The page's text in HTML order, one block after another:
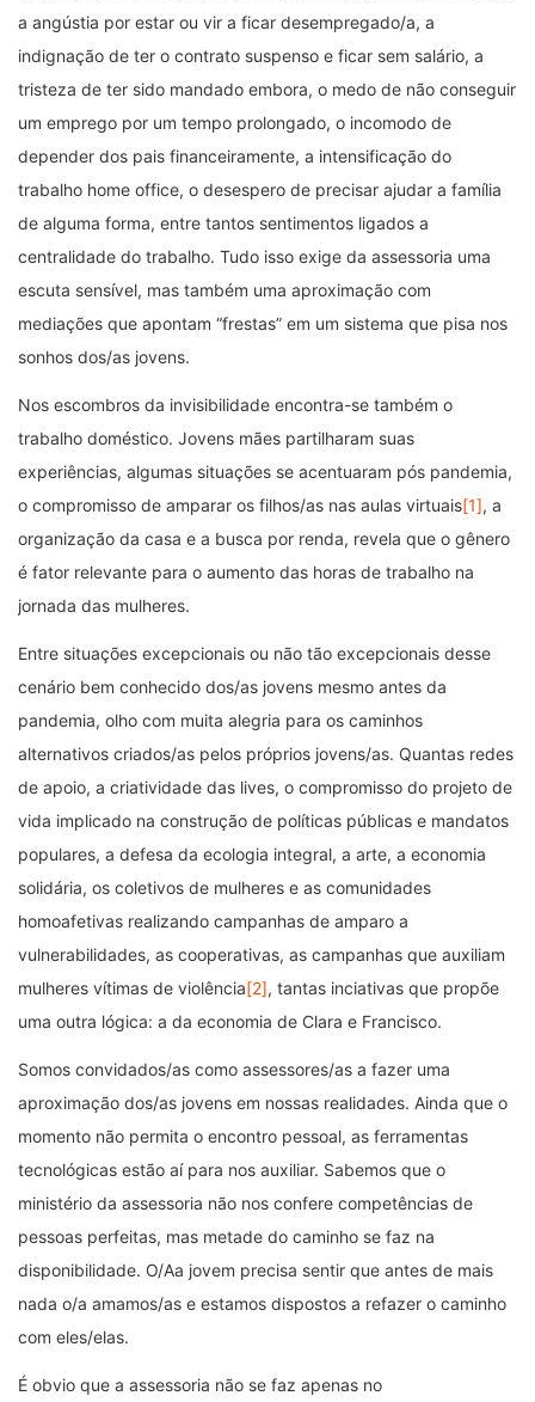
a angústia por estar ou vir a ficar desempregado/a, a
indignação de ter o contrato suspenso e ficar sem salário, a
tristeza de ter sido mandado embora, o medo de não conseguir
um emprego por um tempo prolongado, o incomodo de
depender dos pais financeiramente, a intensificação do
trabalho home office, o desespero de precisar ajudar a família
de alguma forma, entre tantos sentimentos ligados a
centralidade do trabalho. Tudo isso exige da assessoria uma
escuta sensível, mas também uma aproximação com
mediações que apontam “frestas” em um sistema que pisa nos
sonhos dos/as jovens.
Nos escombros da invisibilidade encontra-se também o
trabalho doméstico. Jovens mães partilharam suas
experiências, algumas situações se acentuaram pós pandemia,
o compromisso de amparar os filhos/as nas aulas virtuais[1], a
organização da casa e a busca por renda, revela que o gênero
é fator relevante para o aumento das horas de trabalho na
jornada das mulheres.
Entre situações excepcionais ou não tão excepcionais desse
cenário bem conhecido dos/as jovens mesmo antes da
pandemia, olho com muita alegria para os caminhos
alternativos criados/as pelos próprios jovens/as. Quantas redes
de apoio, a criatividade das lives, o compromisso do projeto de
vida implicado na construção de políticas públicas e mandatos
populares, a defesa da ecologia integral, a arte, a economia
solidária, os coletivos de mulheres e as comunidades
homoafetivas realizando campanhas de amparo a
vulnerabilidades, as cooperativas, as campanhas que auxiliam
mulheres vítimas de violência[2], tantas inciativas que propõe
uma outra lógica: a da economia de Clara e Francisco.
Somos convidados/as como assessores/as a fazer uma
aproximação dos/as jovens em nossas realidades. Ainda que o
momento não permita o encontro pessoal, as ferramentas
tecnológicas estão aí para nos auxiliar. Sabemos que o
ministério da assessoria não nos confere competências de
pessoas perfeitas, mas metade do caminho se faz na
disponibilidade. O/Aa jovem precisa sentir que antes de mais
nada o/a amamos/as e estamos dispostos a refazer o caminho
com eles/elas.
É obvio que a assessoria não se faz apenas no